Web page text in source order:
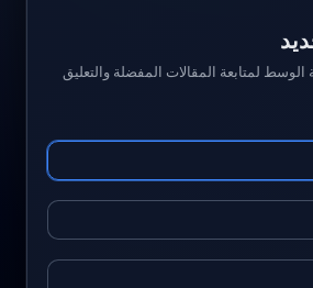
لمتابعة المقالات المفضلة والتعليق